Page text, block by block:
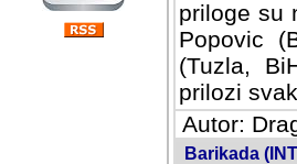
priloge su
Popovic
(Tuzla,
prilozi
Autor:
Barikada